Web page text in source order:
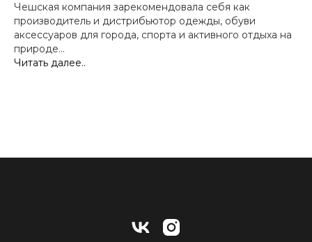
Чешская компания зарекомендовала себя как
производитель и дистрибьютор одежды, обуви
аксессуаров для города, спорта и активного отдыха на
природе...
Читать далее..